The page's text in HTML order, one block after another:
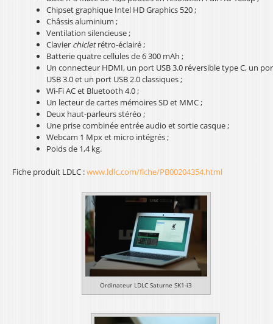
Chipset graphique Intel HD Graphics 520 ;
Châssis aluminium ;
Ventilation silencieuse ;
Clavier chicletrétro-éclairé ;
Batterie quatre cellules de 6 300 mAh ;
Un connecteur HDMI, un port USB 3.0 réversible type C, un
USB 3.0 et un port USB 2.0 classiques ;
Wi-Fi AC et Bluetooth 4.0 ;
Un lecteur de cartes mémoires SD et MMC ;
Deux haut-parleurs stéréo ;
Une prise combinée entrée audio et sortie casque ;
Webcam 1 Mpx et micro intégrés ;
Poids de 1,4 kg.
Fiche produit LDLC :www.ldlc.com/fiche/PB00204354.html
Ordinateur LDLC Saturne SK1-i3